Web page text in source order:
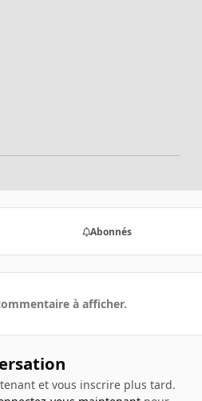
Abonnés
à afficher.
et vous inscrire plus tard.